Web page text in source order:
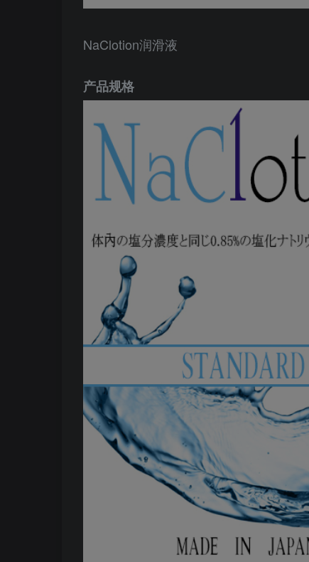
NaClotion润滑液
产品规格